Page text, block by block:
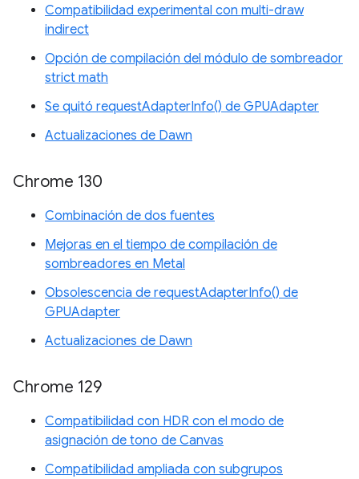
Compatibilidad experimental con multi-draw
indirect
Opción de compilación del módulo de sombreador
strict math
Se quitó requestAdapterInfo() de GPUAdapter
Actualizaciones de Dawn
Chrome 130
Combinación de dos fuentes
Mejoras en el tiempo de compilación de
sombreadores en Metal
Obsolescencia de requestAdapterInfo() de
GPUAdapter
Actualizaciones de Dawn
Chrome 129
Compatibilidad con HDR con el modo de
asignación de tono de Canvas
Compatibilidad ampliada con subgrupos